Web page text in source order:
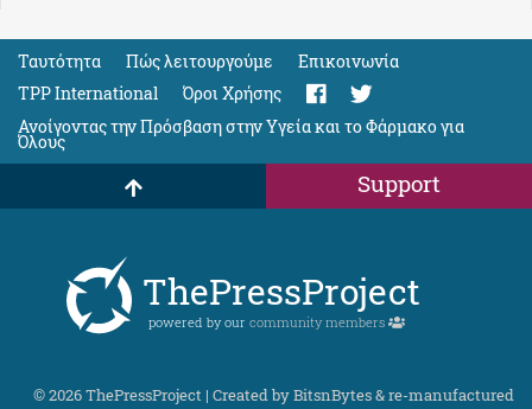
Ταυτότητα Πώς λειτουργούμε
Eπικοινωνία
TPP International
Όροι Χρήσης
Ανοίγοντας την Πρόσβαση στην Υγεία και το Φάρμακο για
Όλους
Support
ThePressProject
powered by our community members
© 2026 ThePressProject | Created by BitsnBytes & re-manufactured